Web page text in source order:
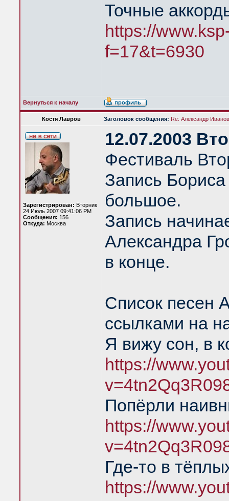
Точные
https://
f=17&t=6930
Вернуться к началу
Костя Лавров Заголовок сообщения: Re: Александр
Зарегистрирован: Вторник
24 Июль 2007 09:41:06 PM
Сообщения: 156
Откуда: Москва
12.07.2003
Фестиваль
Запись
большое.
Запись
Александра
в конце.
Список песен
ссылками на
Я вижу сон, в
https://
Попёрли
https://
Где-то в
https://